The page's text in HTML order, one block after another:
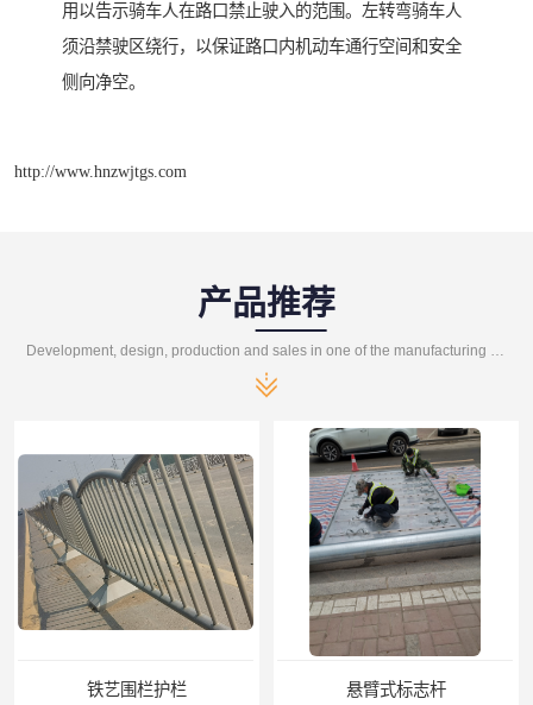
用以告示骑车人在路口禁止驶入的范围。左转弯骑车人
须沿禁驶区绕行，以保证路口内机动车通行空间和安全
侧向净空。
http://www.hnzwjtgs.com
产品推荐
悬臂式标志杆 F型悬臂式交通标志杆